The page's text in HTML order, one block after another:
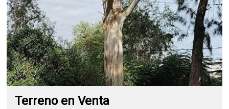
Terreno en Venta